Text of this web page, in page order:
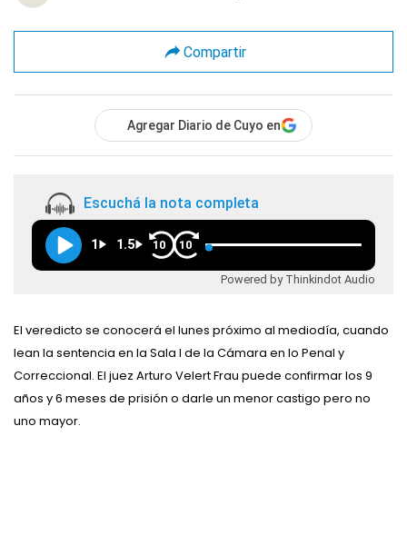
Compartir
Agregar Diario de Cuyo en
Escuchá la nota completa
1 1.5 10 10
Powered by Thinkindot Audio
El veredicto se conocerá el lunes próximo al mediodía, cuando
lean la sentencia en la Sala I de la Cámara en lo Penal y
Correccional. El juez Arturo Velert Frau puede confirmar los 9
años y 6 meses de prisión o darle un menor castigo pero no
uno mayor.